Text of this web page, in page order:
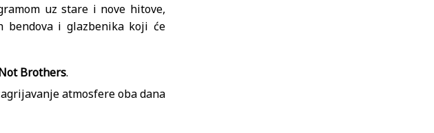
uz stare i nove hitove,
bendova i glazbenika koji će
Brothers.
atmosfere oba dana